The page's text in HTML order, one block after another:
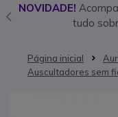
NOVIDADE!
tudo
Página inicial
Auscultadores sem